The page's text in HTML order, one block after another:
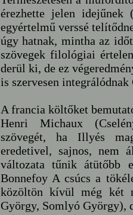
érezhette jelen idejűnek
egyértelmű verssé
úgy hatnak, mintha az
szövegek filológiai
derül ki, de ez
is szervesen
A francia költőket
Henri Michaux
szövegét, ha Illyés
eredetivel, sajnos, nem
változata tűnik átütőbb
Bonnefoy A csúcs a
közöltön kívül még két
György, Somlyó György),